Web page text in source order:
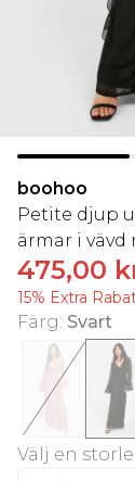
boohoo
Petite djup
ärmar i
475,00
15% Extra
Färg: Svart
Välj en